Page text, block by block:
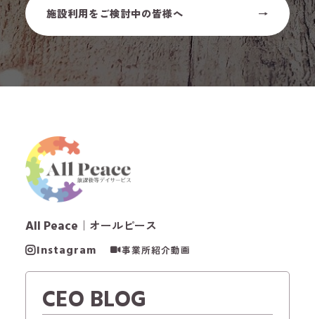
施設利用をご検討中の皆様へ
All Peace ｜オールピース
Instagram 事業所紹介動画
CEO BLOG